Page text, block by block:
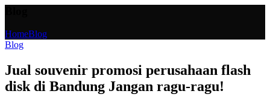
HomeBlog
Blog
Jual souvenir promosi perusahaan flash
disk di Bandung Jangan ragu-ragu!